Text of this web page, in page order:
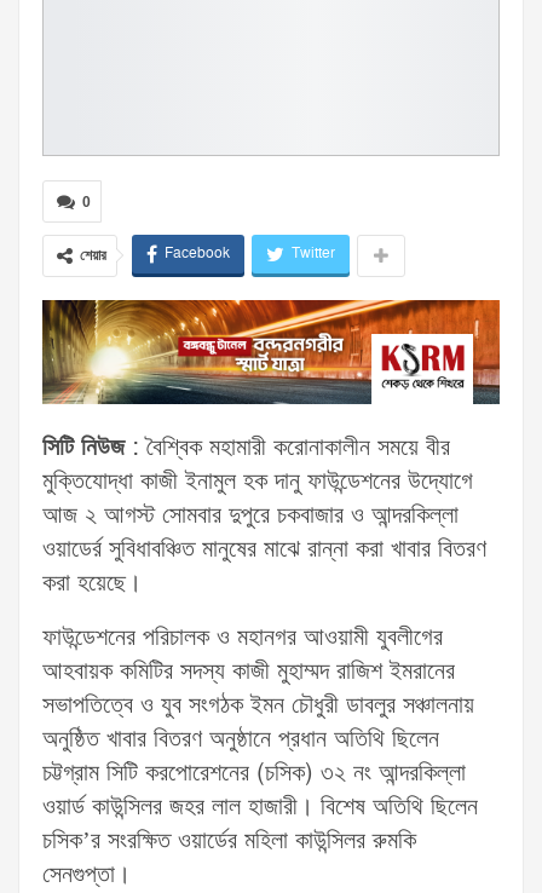
0
শেয়ার Facebook Twitter
সিটি নিউজ: বৈশ্বিক মহামারী করোনাকালীন সময়ে বীর
মুক্তিযোদ্ধা কাজী ইনামুল হক দানু ফাউন্ডেশনের উদ্যোগে
আজ ২ আগস্ট সোমবার দুপুরে চকবাজার ও আন্দরকিল্লা
ওয়াডের্র সুবিধাবঞ্চিত মানুষের মাঝে রান্না করা খাবার বিতরণ
করা হয়েছে।
ফাউন্ডেশনের পরিচালক ও মহানগর আওয়ামী যুবলীগের
আহবায়ক কমিটির সদস্য কাজী মুহাম্মদ রাজিশ ইমরানের
সভাপতিত্বে ও যুব সংগঠক ইমন চৌধুরী ডাবলুর সঞ্চালনায়
অনুষ্ঠিত খাবার বিতরণ অনুষ্ঠানে প্রধান অতিথি ছিলেন
চট্টগ্রাম সিটি করপোরেশনের (চসিক) ৩২ নং আন্দরকিল্লা
ওয়ার্ড কাউন্সিলর জহর লাল হাজারী। বিশেষ অতিথি ছিলেন
চসিক’র সংরক্ষিত ওয়ার্ডের মহিলা কাউন্সিলর রুমকি
সেনগুপ্তা।